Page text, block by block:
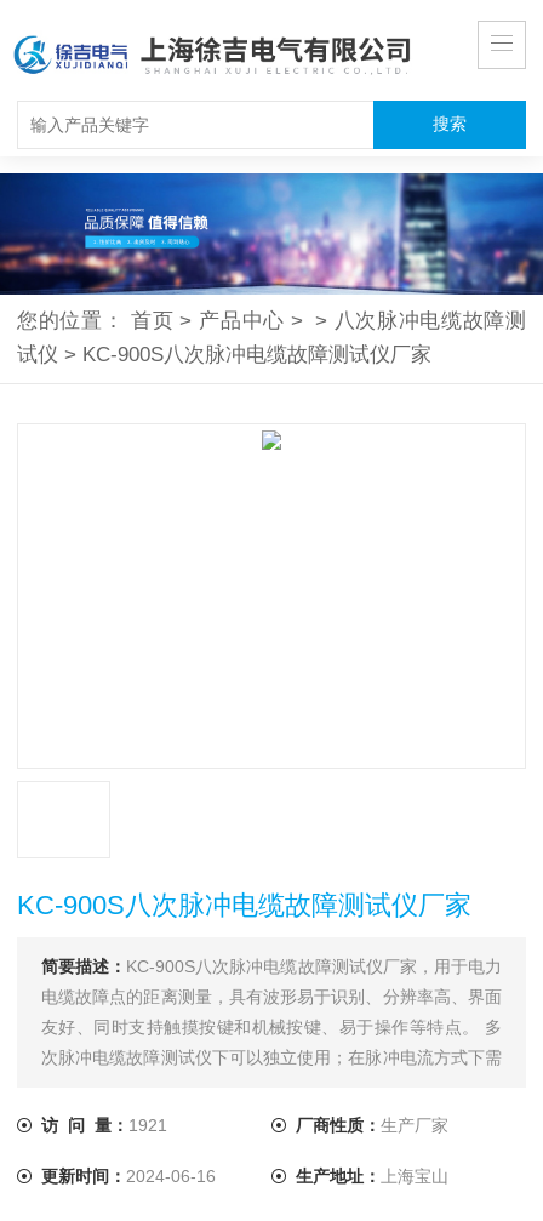
您的位置：首页 > 产品中心 > > 八次脉冲电缆故障测
试仪 > KC-900S八次脉冲电缆故障测试仪厂家
KC-900S八次脉冲电缆故障测试仪厂家
简要描述： KC-900S八次脉冲电缆故障测试仪厂家，用于电力
电缆故障点的距离测量，具有波形易于识别、分辨率高、界面
友好、同时支持触摸按键和机械按键、易于操作等特点。 多
次脉冲电缆故障测试仪下可以独立使用；在脉冲电流方式下需
和电缆测试多次脉冲耦合器配合；在测距完成后须使用电力电
访 问 量： 1921 厂商性质： 生产厂家
更新时间： 2024-06-16 生产地址： 上海宝山